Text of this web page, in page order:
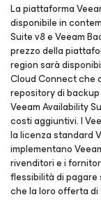
La piattaforma
disponibile in
Suite v8 e Veeam
prezzo della
region sarà
Cloud Connect che
repository di
Veeam Availability
costi aggiuntivi. I
la licenza standard
implementano
rivenditori e i
flessibilità di pagare
che la loro offerta di